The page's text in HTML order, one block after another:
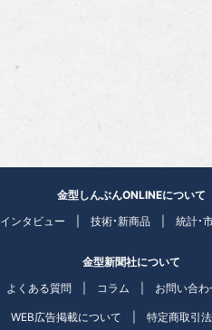
金型しんぶんONLINEについて
インタビュー 技術・新商品 統計・
金型新聞社について
よくある質問 コラム お問い合わ
WEB広告掲載について 特定商取引